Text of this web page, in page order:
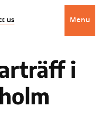
us Menu
i